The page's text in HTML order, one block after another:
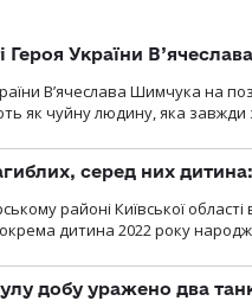
Героя України
В’ячеслава Шимчука на
як чуйну людину, яка
серед них
районі Київської області
дитина 2022 року
добу уражено два